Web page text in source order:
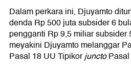
Dalam perkara ini, Djuyamto
denda Rp 500 juta subsider 6
pengganti Rp 9,5 miliar subsider
meyakini Djuyamto melanggar
Pasal 18 UU TipikorjunctoPasal